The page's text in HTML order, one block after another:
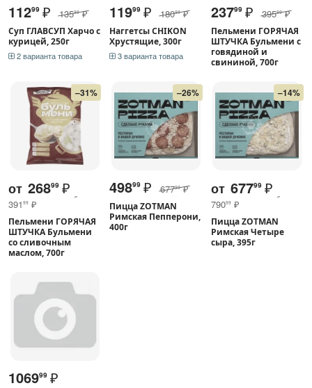
11299 ₽ 13599 ₽
Суп ГЛАВСУП Харчо с
курицей, 250г
2 варианта товара
11999 ₽ 18099 ₽
Наггетсы CHIKON
Хрустящие, 300г
3 варианта товара
23799 ₽ 39599 ₽
Пельмени ГОРЯЧАЯ
ШТУЧКА Бульмени с
говядиной и
свининой, 700г
–31%
от 26899 ₽
391 99 ₽
Пельмени ГОРЯЧАЯ
ШТУЧКА Бульмени
со сливочным
маслом, 700г
–26%
49899 ₽ 67799 ₽
Пицца ZOTMAN
Римская Пепперони,
400г
–14%
от 67799 ₽
79099 ₽
Пицца ZOTMAN
Римская Четыре
сыра, 395г
106999 ₽